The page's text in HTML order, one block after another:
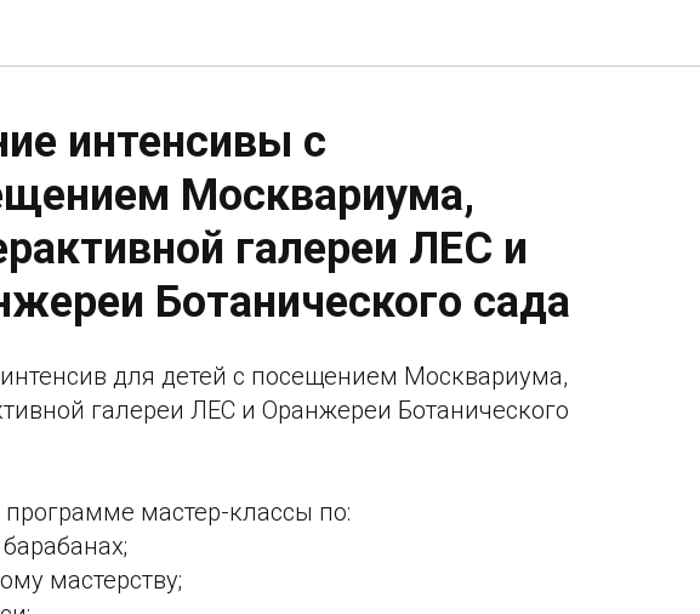
интенсивы с
Москвариума,
галереи ЛЕС и
Ботанического сада
для детей с посещением Москвариума,
галереи ЛЕС и Оранжереи Ботанического
мастер-классы по:
мастерству;